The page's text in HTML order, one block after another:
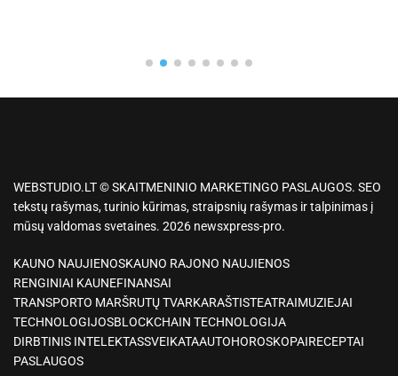
WEBSTUDIO.LT © SKAITMENINIO MARKETINGO PASLAUGOS. SEO
tekstų rašymas, turinio kūrimas, straipsnių rašymas ir talpinimas į
mūsų valdomas svetaines. 2026 newsxpress-pro.
KAUNO NAUJIENOSKAUNO RAJONO NAUJIENOS
RENGINIAI KAUNEFINANSAI
TRANSPORTO MARŠRUTŲ TVARKARAŠTISTEATRAIMUZIEJAI
TECHNOLOGIJOSBLOCKCHAIN TECHNOLOGIJA
DIRBTINIS INTELEKTASSVEIKATAAUTOHOROSKOPAIRECEPTAI
PASLAUGOS